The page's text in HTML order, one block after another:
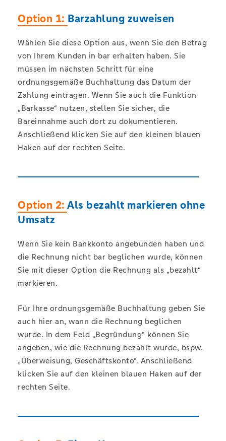
Option 1: Barzahlung zuweisen
Wählen Sie diese Option aus, wenn Sie den Betrag
von Ihrem Kunden in bar erhalten haben. Sie
müssen im nächsten Schritt für eine
ordnungsgemäße Buchhaltung das Datum der
Zahlung eintragen. Wenn Sie auch die Funktion
„Barkasse“ nutzen, stellen Sie sicher, die
Bareinnahme auch dort zu dokumentieren.
Anschließend klicken Sie auf den kleinen blauen
Haken auf der rechten Seite.
Option 2: Als bezahlt markieren ohne
Umsatz
Wenn Sie kein Bankkonto angebunden haben und
die Rechnung nicht bar beglichen wurde, können
Sie mit dieser Option die Rechnung als „bezahlt“
markieren.
Für Ihre ordnungsgemäße Buchhaltung geben Sie
auch hier an, wann die Rechnung beglichen
wurde. In dem Feld „Begründung“ können Sie
angeben, wie die Rechnung bezahlt wurde, bspw.
„Überweisung, Geschäftskonto“. Anschließend
klicken Sie auf den kleinen blauen Haken auf der
rechten Seite.